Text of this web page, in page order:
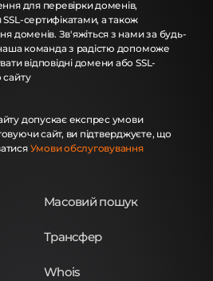
для перевірки доменів,
сертифікатами, а також
доменів. Зв'яжіться з нами за будь-
команда з радістю допоможе
відповідні домени або SSL-
сайту
допускає експрес умови
сайт, ви підтверджуєте, що
Умови обслуговування
Масовий пошук
Трансфер
Whois